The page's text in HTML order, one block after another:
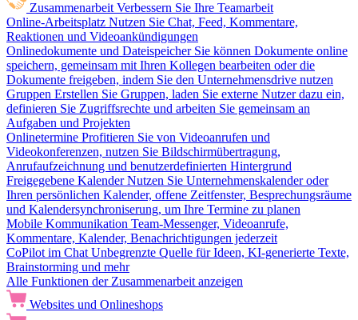
Zusammenarbeit Verbessern Sie Ihre Teamarbeit
Online-Arbeitsplatz Nutzen Sie Chat, Feed, Kommentare,
Reaktionen und Videoankündigungen
Onlinedokumente und Dateispeicher Sie können Dokumente online
speichern, gemeinsam mit Ihren Kollegen bearbeiten oder die
Dokumente freigeben, indem Sie den Unternehmensdrive nutzen
Gruppen Erstellen Sie Gruppen, laden Sie externe Nutzer dazu ein,
definieren Sie Zugriffsrechte und arbeiten Sie gemeinsam an
Aufgaben und Projekten
Onlinetermine Profitieren Sie von Videoanrufen und
Videokonferenzen, nutzen Sie Bildschirmübertragung,
Anrufaufzeichnung und benutzerdefinierten Hintergrund
Freigegebene Kalender Nutzen Sie Unternehmenskalender oder
Ihren persönlichen Kalender, offene Zeitfenster, Besprechungsräume
und Kalendersynchroniserung, um Ihre Termine zu planen
Mobile Kommunikation Team-Messenger, Videoanrufe,
Kommentare, Kalender, Benachrichtigungen jederzeit
CoPilot im Chat Unbegrenzte Quelle für Ideen, KI-generierte Texte,
Brainstorming und mehr
Alle Funktionen der Zusammenarbeit anzeigen
Websites und Onlineshops